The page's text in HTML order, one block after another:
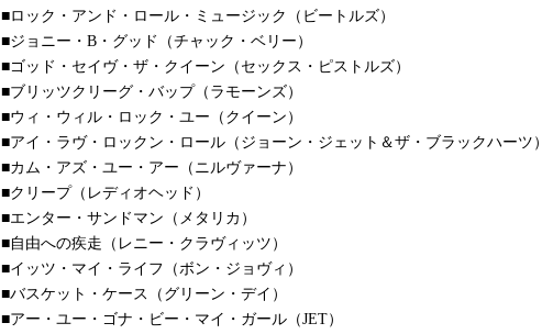
■ロック・アンド・ロール・ミュージック（ビートルズ）
■ジョニー・B・グッド（チャック・ベリー）
■ゴッド・セイヴ・ザ・クイーン（セックス・ピストルズ）
■ブリッツクリーグ・バップ（ラモーンズ）
■ウィ・ウィル・ロック・ユー（クイーン）
■アイ・ラヴ・ロックン・ロール（ジョーン・ジェット＆ザ・ブラックハーツ）
■カム・アズ・ユー・アー（ニルヴァーナ）
■クリープ（レディオヘッド）
■エンター・サンドマン（メタリカ）
■自由への疾走（レニー・クラヴィッツ）
■イッツ・マイ・ライフ（ボン・ジョヴィ）
■バスケット・ケース（グリーン・デイ）
■アー・ユー・ゴナ・ビー・マイ・ガール（JET）